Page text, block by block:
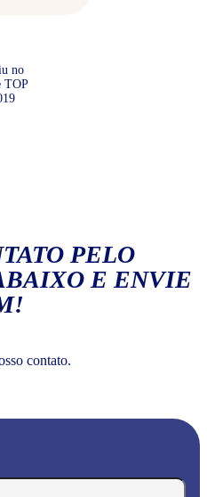
no
TOP
PELO
E ENVIE
contato.